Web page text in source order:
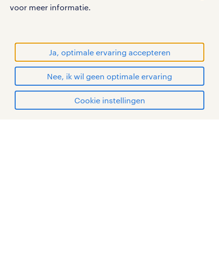
voor meer informatie.
Ja, optimale ervaring accepteren
Nee, ik wil geen optimale ervaring
Cookie instellingen
WORLD OF WORK zijn geregistreerde